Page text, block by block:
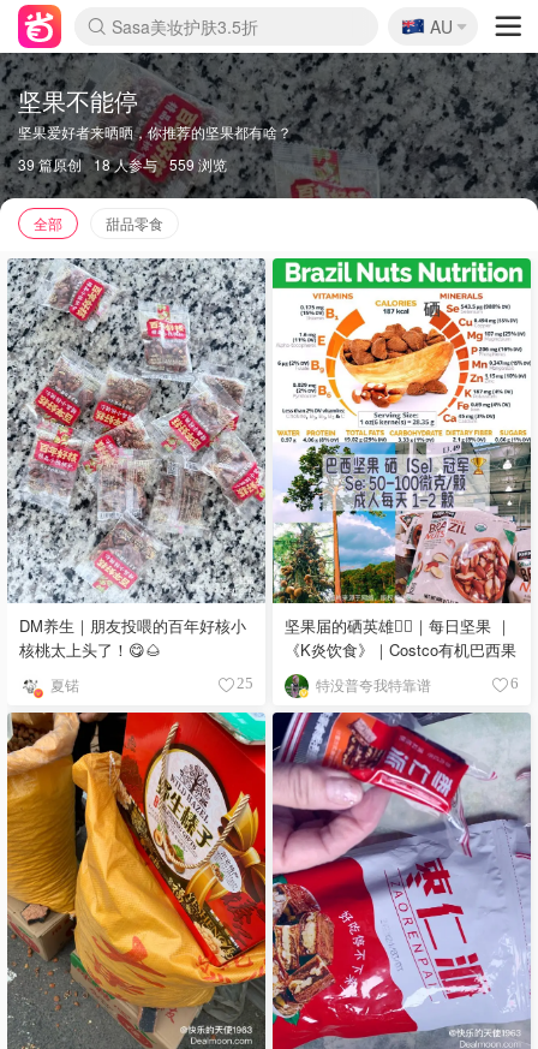
lululemon折扣上新
Sasa美妆护肤3.5折
SSENSE年中2.5折
FreshBeauty好价汇总
Cettire降价+叠9折
WWS Coles超市实拍
viagogo二手票捡漏
Myer超级周末
The Outnet奢牌1折起
David Jones 3折起
Flannels大牌1折
Perfumes Club护肤1折
AMIRO面罩$251
Amazon折扣汇总
eToro入金$200送$50
Amazon数码好物
ICONIC本周7.5折
ThedoubleF高奢地板价
Moose Knuckles 6折
丝芙兰5折起
EUFY摄像头$98
Selenichast首饰2折
Trip机票酒店促销
YSL送5件彩妆礼
Amazon家居好物
Amazon美妆护肤
雅漾大喷$8
过敏原检测盒$33
伊索独家赠50ml沐浴露
科颜氏高保湿面霜$29
SEALIFE海洋馆门票6折
丝塔芙大白罐$16
订阅Newsletter送香薰
Cult Beauty 6.8折
Harrods圣诞日历$525
LN-CC奢牌私促3折
d'Alba空姐喷雾$16
EVE LOM套装£56
Bernardelli独家4折
Adore Beauty 6折起
CT圣诞日历
Mytheresa奢品2.7折
Luxury Escapes 9折
Currentbody美容仪$881
MOON Garden Live
Roborock扫地机$649
Tingo Life水杯$24
Valentino官网5折
CR洗护套装$23
修丽可4件套$159
Myer彩妆2件7折
GANNI官网4.5折
Stylevana韩妆4折
Tessabit高奢8.5折
OGX洗发水$11
Amazon阿德莱德次日达
卡诗8.5折+赠礼
Philips Hue灯具8折
🇦🇺
AU
坚果不能停
坚果爱好者来晒晒，你推荐的坚果都有啥？
39 篇原创 18 人参与 559 浏览
全部 甜品零食
DM养生｜朋友投喂的百年好核小
核桃太上头了！😋🌰
夏锘 25
坚果届的硒英雄🦸‍♀️｜每日坚果 ｜
《K炎饮食》｜Costco有机巴西果
特没普夸我特靠谱 6